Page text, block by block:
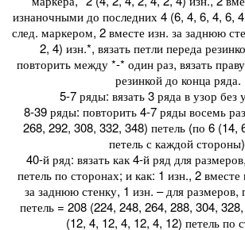
изнаночными до последних 4 (6, 4, 6, 4, 6,
след. маркером, 2 вместе изн. за заднюю
2, 4) изн.*, вязать петли переда
повторить между *-* один раз, вязать
резинкой до конца ряда.
5-7 ряды: вязать 3 ряда в узор без
8-39 ряды: повторить 4-7 ряды восемь
268, 292, 308, 332, 348) петель (по 6 (14,
петель с каждой
40-й ряд: вязать как 4-й ряд для
петель по сторонах; и как: 1 изн., 2 вместе
за заднюю стенку, 1 изн. – для размеров,
петель = 208 (224, 248, 264, 288, 304,
(12, 4, 12, 4, 12, 4, 12) петель по